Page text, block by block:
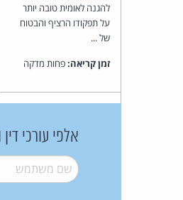
להגנה לאומית טובה יותר
על תפקודו הרציף והבטוח
של ...
זמן קריאה:פחות מדקה
אלפי עורכי
שם משתמש*